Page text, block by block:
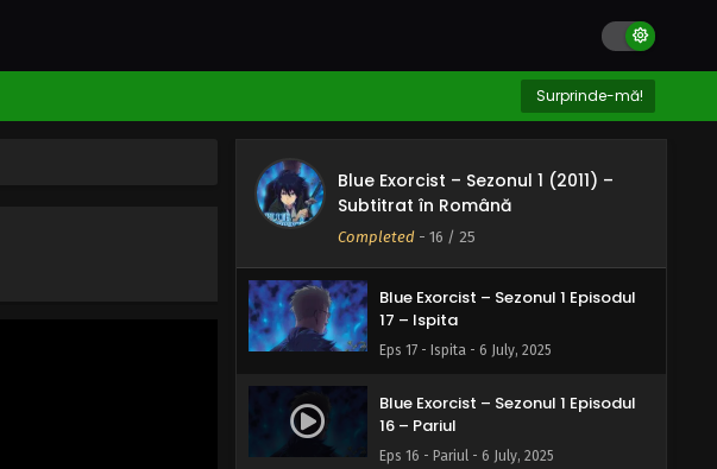
Surprinde-mă!
Blue Exorcist – Sezonul 1 (2011) –
Subtitrat în Română
Completed - 16 / 25
Blue Exorcist – Sezonul 1 Episodul
Blue Exorcist – Sezonul 1 Episodul
18 – Furtuna
Eps 18 - Furtuna - 6 July, 2025
Blue Exorcist – Sezonul 1 Episodul
17 – Ispita
Eps 17 - Ispita - 6 July, 2025
Blue Exorcist – Sezonul 1 Episodul
16 – Pariul
Eps 16 - Pariul - 6 July, 2025